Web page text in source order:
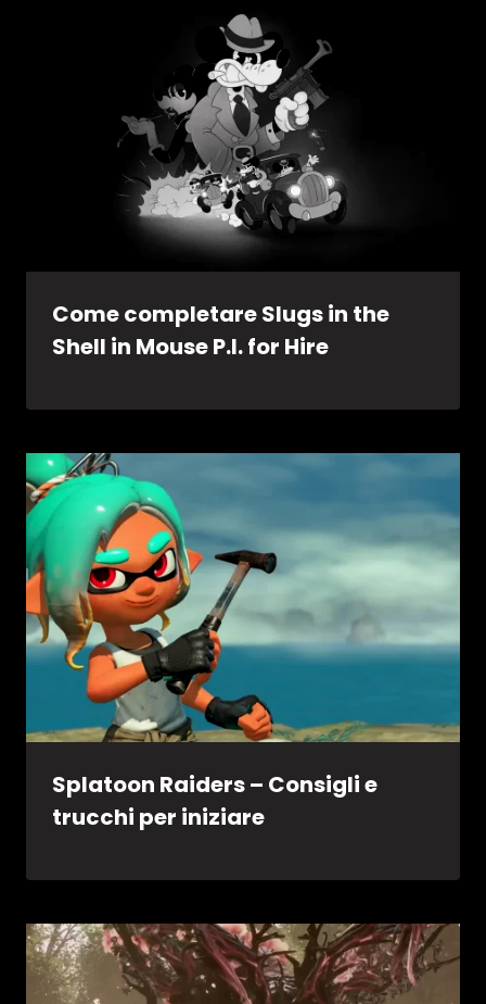
Come completare Slugs in the
Shell in Mouse P.I. for Hire
Splatoon Raiders – Consigli e
trucchi per iniziare